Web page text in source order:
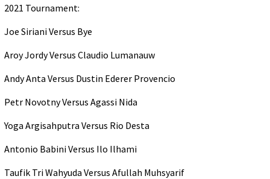
2021 Tournament:
Joe Siriani Versus Bye
Aroy Jordy Versus Claudio Lumanauw
Andy Anta Versus Dustin Ederer Provencio
Petr Novotny Versus Agassi Nida
Yoga Argisahputra Versus Rio Desta
Antonio Babini Versus Ilo Ilhami
Taufik Tri Wahyuda Versus Afullah Muhsyarif